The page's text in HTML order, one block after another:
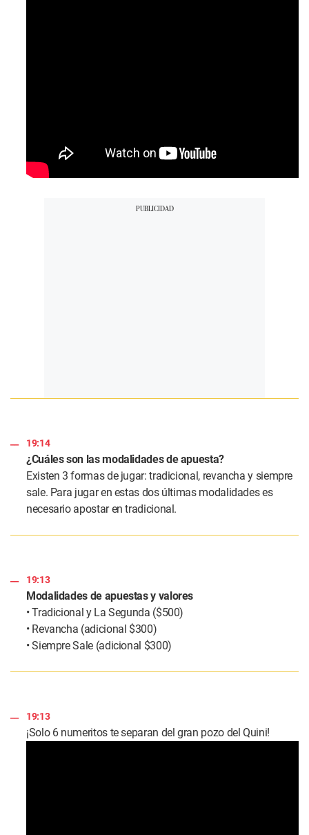
19:14
¿Cuáles son las modalidades de apuesta?
Existen 3 formas de jugar: tradicional, revancha y siempre
sale. Para jugar en estas dos últimas modalidades es
necesario apostar en tradicional.
19:13
Modalidades de apuestas y valores
• Tradicional y La Segunda ($500)
• Revancha (adicional $300)
• Siempre Sale (adicional $300)
19:13
¡Solo 6 numeritos te separan del gran pozo del Quini!